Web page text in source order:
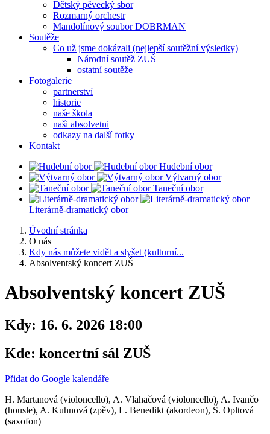
Dětský pěvecký sbor
Rozmarný orchestr
Mandolínový soubor DOBRMAN
Soutěže
Co už jsme dokázali (nejlepší soutěžní výsledky)
Národní soutěž ZUŠ
ostatní soutěže
Fotogalerie
partnerství
historie
naše škola
naši absolvetni
odkazy na další fotky
Kontakt
Hudební obor
Výtvarný obor
Taneční obor
Literárně-dramatický obor
Úvodní stránka
O nás
Kdy nás můžete vidět a slyšet (kulturní...
Absolventský koncert ZUŠ
Absolventský koncert ZUŠ
Kdy: 16. 6. 2026 18:00
Kde: koncertní sál ZUŠ
Přidat do Google kalendáře
H. Martanová (violoncello), A. Vlahačová (violoncello), A. Ivančo
(housle), A. Kuhnová (zpěv), L. Benedikt (akordeon), Š. Opltová
(saxofon)